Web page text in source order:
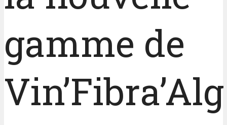
gamme de
Vin’Fibra’Alg